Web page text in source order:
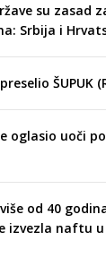
su zasad
Srbija i
ŠUPUK
oglasio uoči
od 40
izvezla naftu u